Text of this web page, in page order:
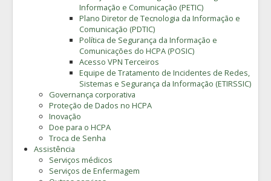
Informação e Comunicação (PETIC)
Plano Diretor de Tecnologia da Informação e
Comunicação (PDTIC)
Política de Segurança da Informação e
Comunicações do HCPA (POSIC)
Acesso VPN Terceiros
Equipe de Tratamento de Incidentes de Redes,
Sistemas e Segurança da Informação (ETIRSSIC)
Governança corporativa
Proteção de Dados no HCPA
Inovação
Doe para o HCPA
Troca de Senha
Assistência
Serviços médicos
Serviços de Enfermagem